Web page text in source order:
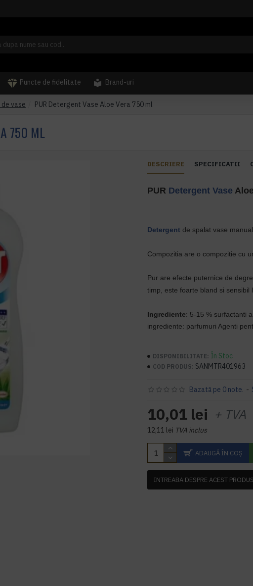
Puncte de fidelitate Brand-uri
vase PUR Detergent Vase Aloe Vera 750 ml
750 ML
DESCRIERE SPECIFICATII
PUR Detergent Vase
Detergent de spalat vase
Compozitia are o compozitie cu
Pur are efecte puternice de
timp, este foarte bland si sensibil
Ingrediente: 5-15 % surfactanti
ingrediente: parfumuri Agenti
DISPONIBILITATE: În Stoc
COD PRODUS: SANMTR401963
Bazată pe 0 note. -
10,01 lei + TVA
12,11 lei TVA inclus
ADAUGĂ ÎN COŞ
INTREABA DESPRE ACEST PRODUS